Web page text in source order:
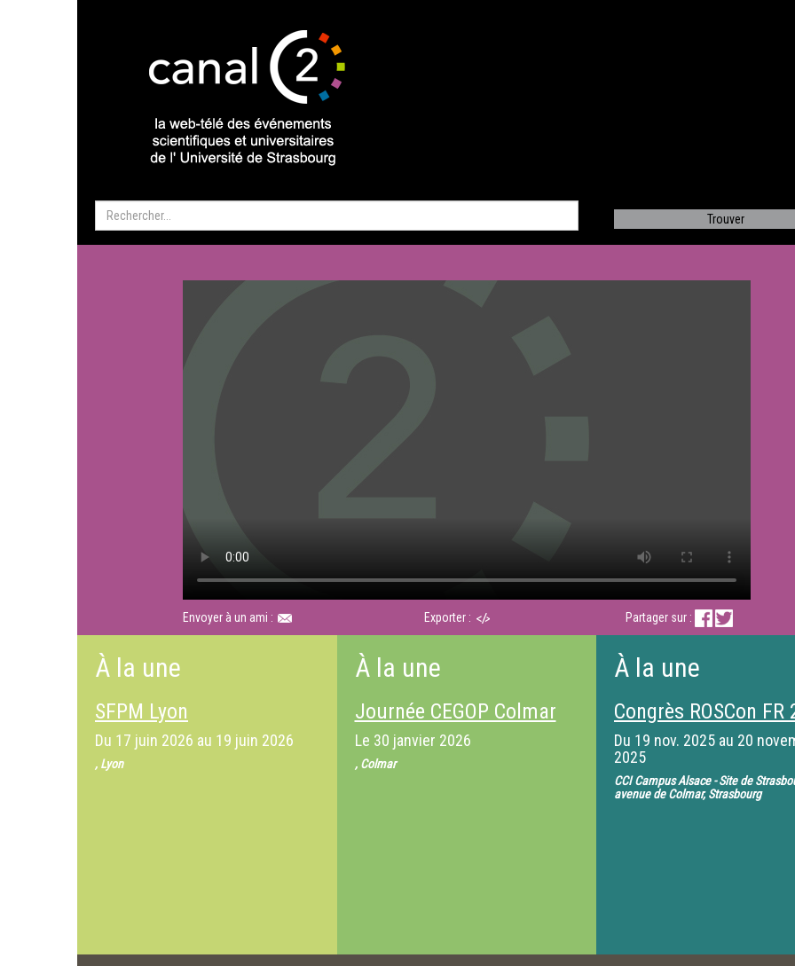
Envoyer à un ami : Exporter : Partager sur :
À la une
SFPM Lyon
Du 17 juin 2026 au 19 juin 2026
, Lyon
À la une
Journée CEGOP Colmar
Le 30 janvier 2026
, Colmar
À la une
Congrès ROSCon FR
Du 19 nov. 2025 au 20
2025
CCI Campus Alsace - Site de
avenue de Colmar, Strasbourg